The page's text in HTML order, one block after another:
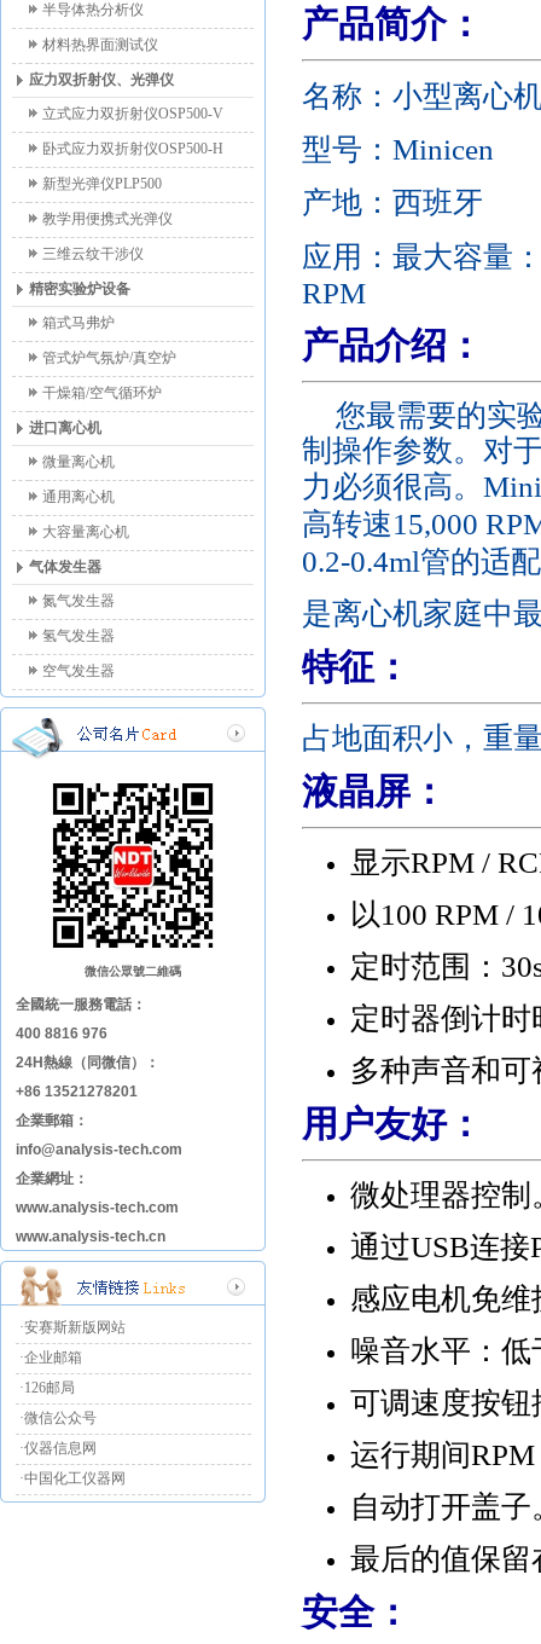
半导体热分析仪
材料热界面测试仪
应力双折射仪、光弹仪
立式应力双折射仪OSP500-V
卧式应力双折射仪OSP500-H
新型光弹仪PLP500
教学用便携式光弹仪
三维云纹干涉仪
精密实验炉设备
箱式马弗炉
管式炉气氛炉/真空炉
干燥箱/空气循环炉
进口离心机
微量离心机
通用离心机
大容量离心机
气体发生器
氮气发生器
氢气发生器
空气发生器
微信公眾號二維碼
全國統一服務電話：
400 8816 976
24H熱線（同微信）：
+86 13521278201
企業郵箱：
info@analysis-tech.com
企業網址：
www.analysis-tech.com
www.analysis-tech.cn
·安赛斯新版网站
·企业邮箱
·126邮局
·微信公众号
·仪器信息网
·中国化工仪器网
产品简介：
名称：小型离心
型号： Minicen
产地：西班牙
应用： 最大容量
RPM
产品介绍：
您最需要的实
制操作参数。对
力必须很高。
高转速15,000
0.2-0.4ml管的适
是离心机家庭中
特征：
占地面积小，重
液晶屏：
显示RPM /
以100 RPM /
定时范围：
定时器倒计
多种声音和
用户友好：
微处理器控制
通过USB连接
感应电机免
噪音水平：低
可调速度按
运行期间RPM
自动打开盖子
最后的值保留
安全：